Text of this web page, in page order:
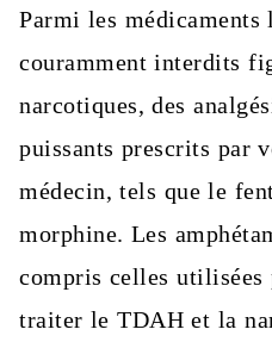
Parmi les médicaments
couramment interdits
narcotiques, des
puissants prescrits par
médecin, tels que le
morphine. Les
compris celles utilisées
traiter le TDAH et la